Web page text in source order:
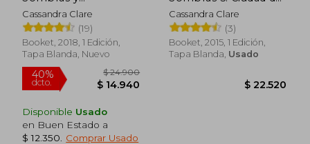
Subterraneos
Cassandra Clare
(19)
Booket, 2018, 1 Edición,
Tapa Blanda, Nuevo
Rápido
Disponible Usado
en Buen Estado a
$ 12.350
Comprar Usado
las Almas Perdidas
Cassandra Clare
(3)
Booket, 2015, 1 Edición,
Tapa Blanda, Usado
Rápido